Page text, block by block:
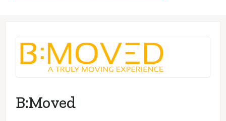
B:Moved